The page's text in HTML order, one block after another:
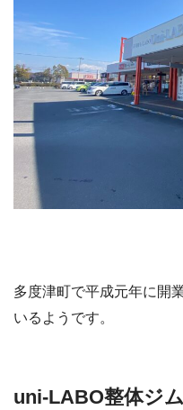
多度津町で平成元年に開
いるようです。
uni-LABO整体ジ